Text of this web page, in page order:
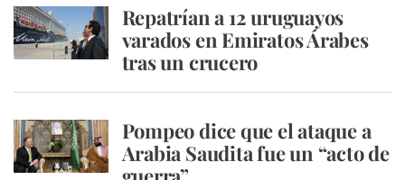
Repatrían a 12 uruguayos
varados en Emiratos Árabes
tras un crucero
Pompeo dice que el ataque a
Arabia Saudita fue un “acto de